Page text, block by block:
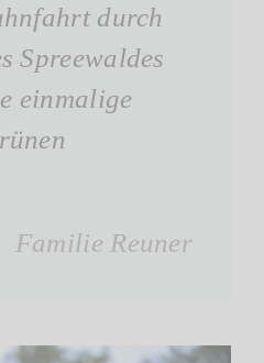
durch
Spreewaldes
einmalige
Familie Reuner